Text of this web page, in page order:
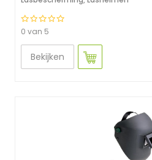
0 van 5
Bekijken